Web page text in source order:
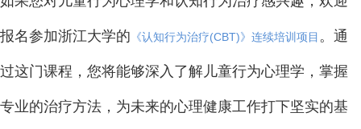
报名参加浙江大学的 《认知行为治疗(CBT)》连续培训项目 。通
过这门课程，您将能够深入了解儿童行为心理学，掌握
专业的治疗方法，为未来的心理健康工作打下坚实的基